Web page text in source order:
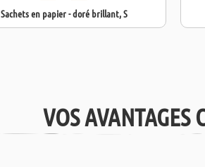
Sachets en papier - doré brillant, S
VOS AVANTAGES